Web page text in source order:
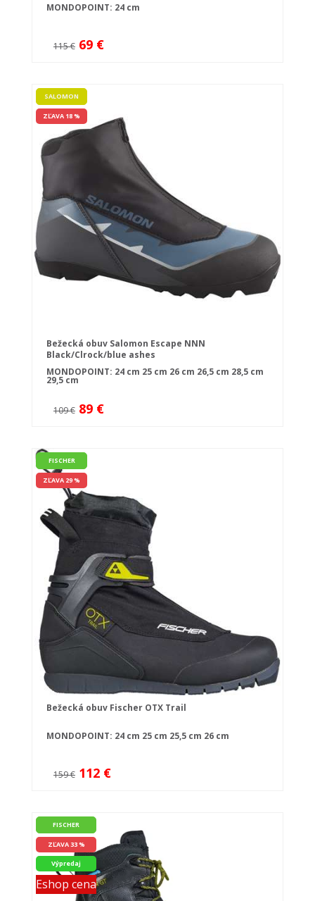
MONDOPOINT: 24 cm
115 € 69 €
SALOMON
ZĽAVA 18 %
Bežecká obuv Salomon Escape NNN
Black/Clrock/blue ashes
MONDOPOINT: 24 cm 25 cm 26 cm 26,5 cm 28,5 cm
29,5 cm
109 € 89 €
FISCHER
ZĽAVA 29 %
Bežecká obuv Fischer OTX Trail
MONDOPOINT: 24 cm 25 cm 25,5 cm 26 cm
159 € 112 €
FISCHER
ZĽAVA 33 %
Výpredaj
Eshop cena